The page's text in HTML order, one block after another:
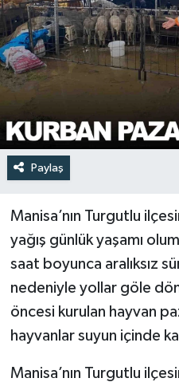
Paylaş
Manisa’nın Turgutlu
yağış günlük yaşamı
saat boyunca aralıksız
nedeniyle yollar göle
öncesi kurulan hayvan
hayvanlar suyun içinde
Manisa’nın Turgutlu
Yaşam